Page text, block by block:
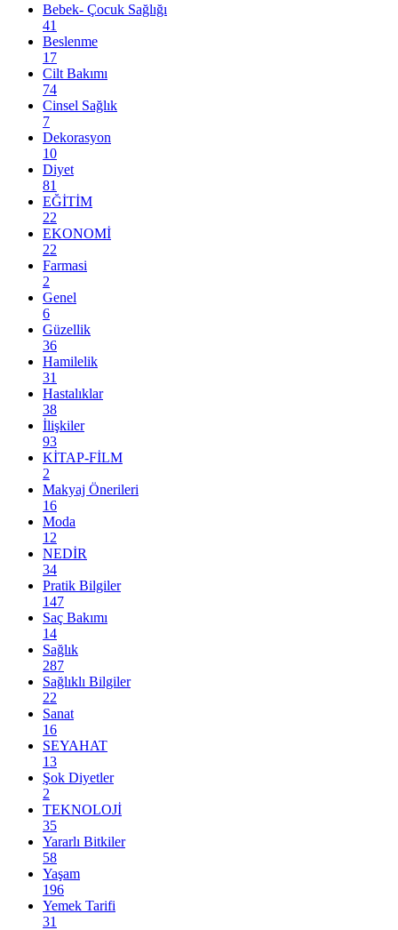
Bebek- Çocuk Sağlığı
41
Beslenme
17
Cilt Bakımı
74
Cinsel Sağlık
7
Dekorasyon
10
Diyet
81
EĞİTİM
22
EKONOMİ
22
Farmasi
2
Genel
6
Güzellik
36
Hamilelik
31
Hastalıklar
38
İlişkiler
93
KİTAP-FİLM
2
Makyaj Önerileri
16
Moda
12
NEDİR
34
Pratik Bilgiler
147
Saç Bakımı
14
Sağlık
287
Sağlıklı Bilgiler
22
Sanat
16
SEYAHAT
13
Şok Diyetler
2
TEKNOLOJİ
35
Yararlı Bitkiler
58
Yaşam
196
Yemek Tarifi
31